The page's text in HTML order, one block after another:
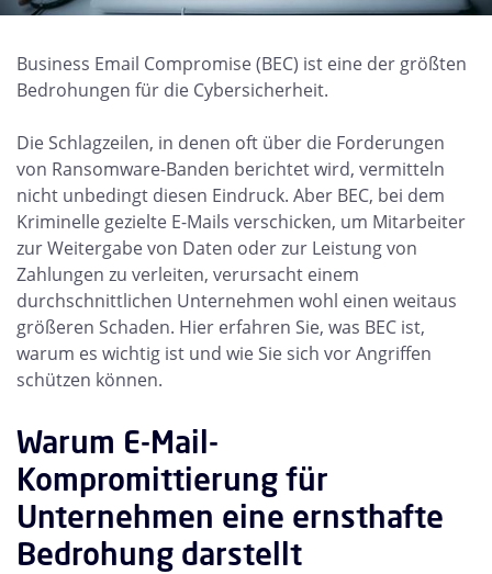
Business Email Compromise (BEC) ist eine der größten
Bedrohungen für die Cybersicherheit.
Die Schlagzeilen, in denen oft über die Forderungen
von Ransomware-Banden berichtet wird, vermitteln
nicht unbedingt diesen Eindruck. Aber BEC, bei dem
Kriminelle gezielte E-Mails verschicken, um Mitarbeiter
zur Weitergabe von Daten oder zur Leistung von
Zahlungen zu verleiten, verursacht einem
durchschnittlichen Unternehmen wohl einen weitaus
größeren Schaden. Hier erfahren Sie, was BEC ist,
warum es wichtig ist und wie Sie sich vor Angriffen
schützen können.
Warum E-Mail-
Kompromittierung für
Unternehmen eine ernsthafte
Bedrohung darstellt